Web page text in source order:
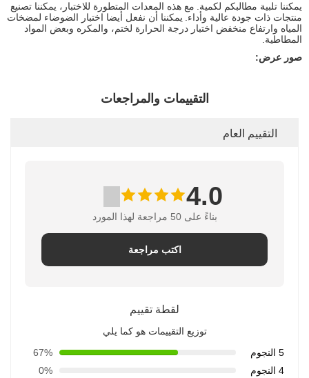
يمكننا تلبية مطالبكم لكمية. مع هذه المعدات المتطورة للاختبار، يمكننا تصنيع
منتجات ذات جودة عالية وأداء. يمكننا أن نفعل أيضا اختبار الضوضاء لمضخات
المياه وارتفاع منخفض اختبار درجة الحرارة لختم، والمكره وبعض المواد
المطاطية.
صور عرض:
التقييمات والمراجعات
التقييم العام
4.0
بناءً على 50 مراجعة لهذا المورد
اكتب مراجعة
لقطة تقييم
توزيع التقييمات هو كما يلي
5 النجوم
67%
4 النجوم
0%